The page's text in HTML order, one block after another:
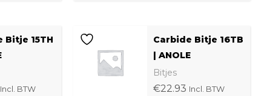
Bitje 15TH
Incl. BTW
Carbide Bitje 16TB
| ANOLE
Bitjes
€22.93 Incl. BTW